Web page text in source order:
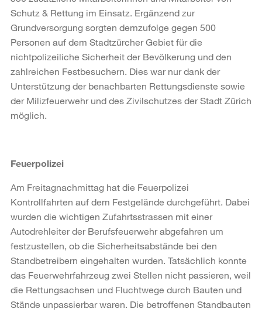
Schutz & Rettung im Einsatz. Ergänzend zur
Grundversorgung sorgten demzufolge gegen 500
Personen auf dem Stadtzürcher Gebiet für die
nichtpolizeiliche Sicherheit der Bevölkerung und den
zahlreichen Festbesuchern. Dies war nur dank der
Unterstützung der benachbarten Rettungsdienste sowie
der Milizfeuerwehr und des Zivilschutzes der Stadt Zürich
möglich.
Feuerpolizei
Am Freitagnachmittag hat die Feuerpolizei
Kontrollfahrten auf dem Festgelände durchgeführt. Dabei
wurden die wichtigen Zufahrtsstrassen mit einer
Autodrehleiter der Berufsfeuerwehr abgefahren um
festzustellen, ob die Sicherheitsabstände bei den
Standbetreibern eingehalten wurden. Tatsächlich konnte
das Feuerwehrfahrzeug zwei Stellen nicht passieren, weil
die Rettungsachsen und Fluchtwege durch Bauten und
Stände unpassierbar waren. Die betroffenen Standbauten